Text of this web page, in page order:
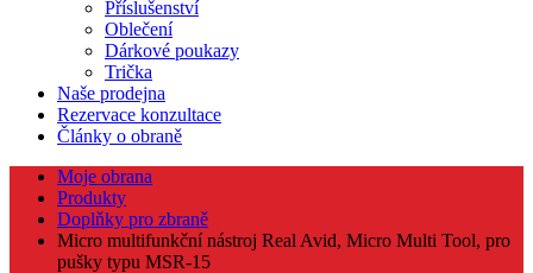
Příslušenství
Oblečení
Dárkové poukazy
Trička
Naše prodejna
Rezervace konzultace
Články o obraně
Moje obrana
Produkty
Doplňky pro zbraně
Micro multifunkční nástroj Real Avid, Micro Multi Tool, pro
pušky typu MSR-15